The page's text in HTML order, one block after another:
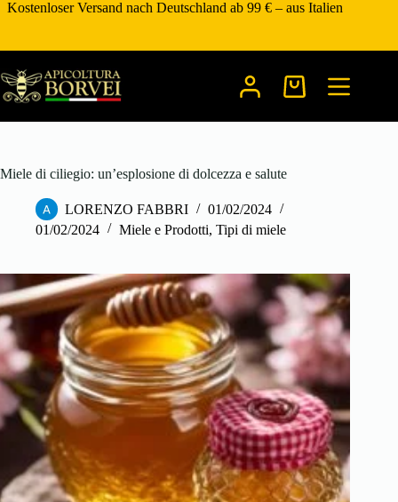
Zum
Kostenloser Versand nach Deutschland ab 99 € – aus Italien
Warenkorb
Miele di ciliegio: un’esplosione di dolcezza e salute
LORENZO FABBRI
01/02/2024
01/02/2024
Miele e Prodotti, Tipi di miele